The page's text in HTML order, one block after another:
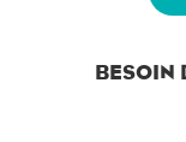
BESOIN